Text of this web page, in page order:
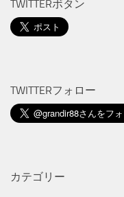
TWITTERボタン
TWITTERフォロー
カテゴリー